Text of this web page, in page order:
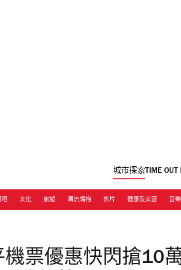
城市探索TIME
吧 文化 旅遊 潮流購物 影片 健康及美容 音
票優惠快閃搶10